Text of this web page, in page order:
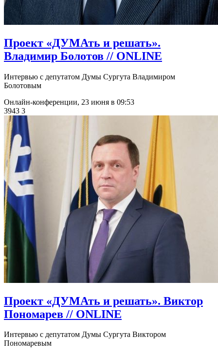
​Проект «ДУМАть и решать».
Владимир Болотов // ONLINE
Интервью с депутатом Думы Сургута Владимиром
Болотовым
Онлайн-конференции, 23 июня в 09:53
3943 3
Проект «ДУМАть и решать». Виктор
Пономарев // ONLINE
Интервью с депутатом Думы Сургута Виктором
Пономаревым